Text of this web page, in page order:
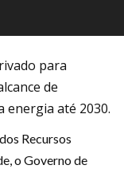
para
de
energia até 2030.
Recursos
o Governo de